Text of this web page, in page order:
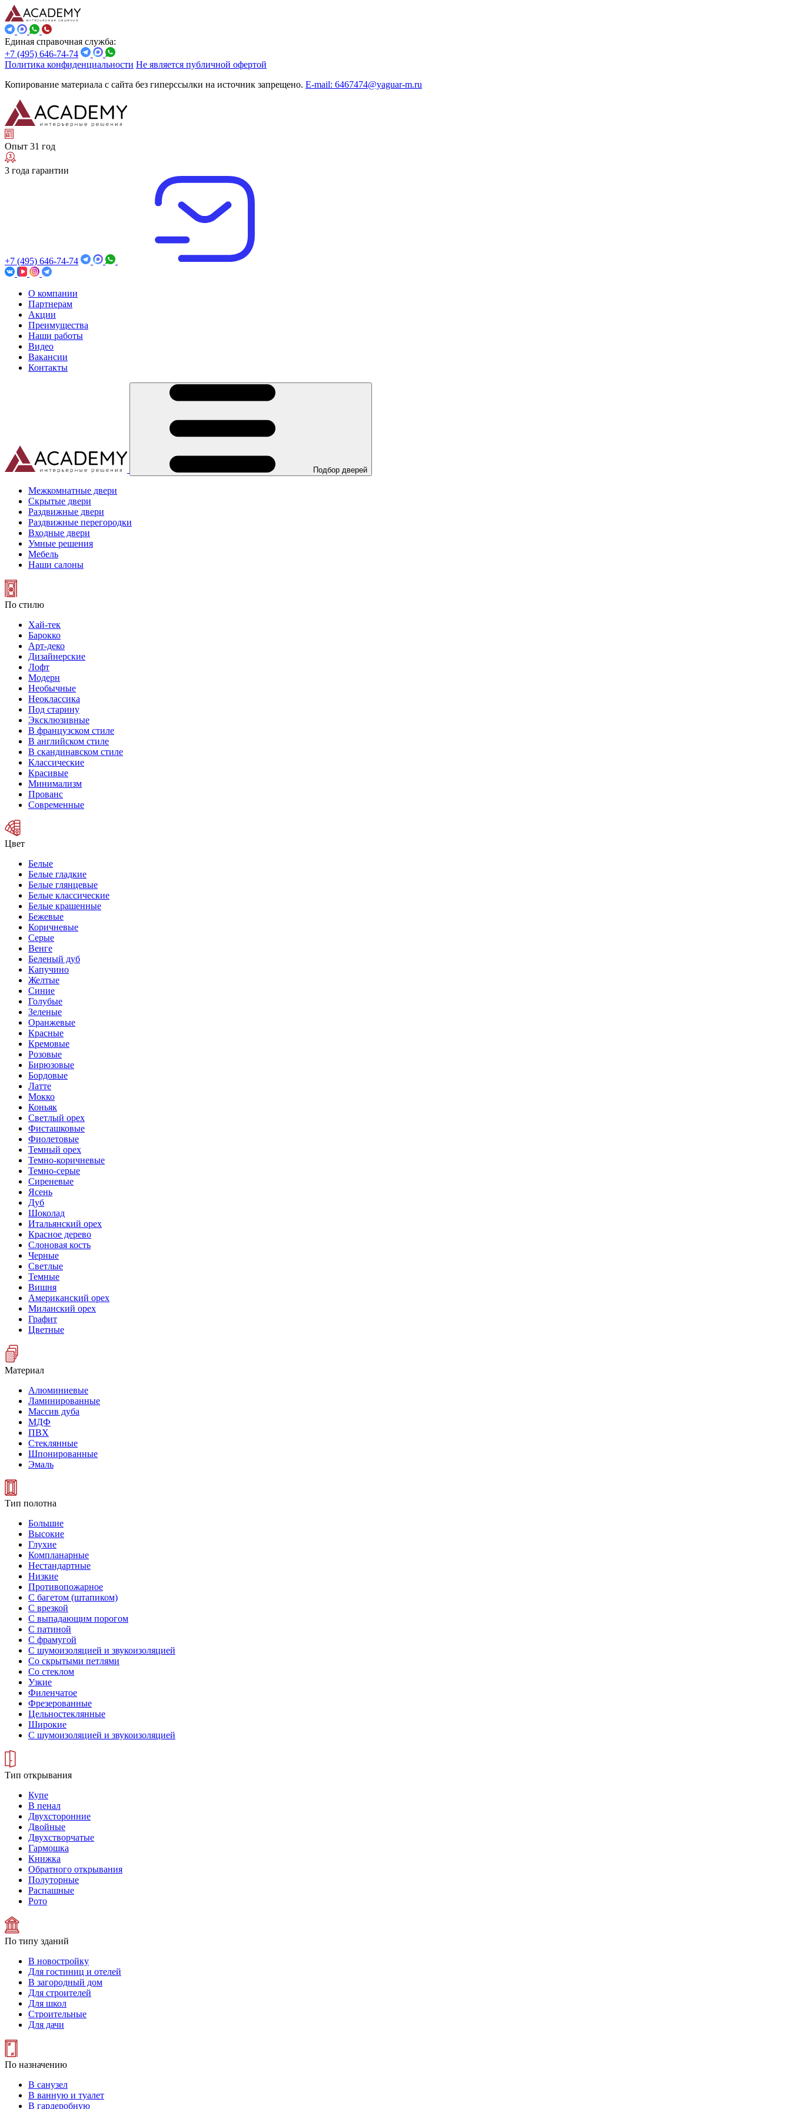
Единая справочная служба:
+7 (495) 646-74-74
Политика конфиденциальности Не является публичной офертой
Копирование материала с сайта без гиперссылки на источник запрещено. E-mail: 6467474@yaguar-m.ru
Опыт 31 год
3 года гарантии
+7 (495) 646-74-74
О компании
Партнерам
Акции
Преимущества
Наши работы
Видео
Вакансии
Контакты
Подбор дверей
Межкомнатные двери
Скрытые двери
Раздвижные двери
Раздвижные перегородки
Входные двери
Умные решения
Мебель
Наши салоны
По стилю
Хай-тек
Барокко
Арт-деко
Дизайнерские
Лофт
Модерн
Необычные
Неоклассика
Под старину
Эксклюзивные
В французском стиле
В английском стиле
В скандинавском стиле
Классические
Красивые
Минимализм
Прованс
Современные
Цвет
Белые
Белые гладкие
Белые глянцевые
Белые классические
Белые крашенные
Бежевые
Коричневые
Серые
Венге
Беленый дуб
Капучино
Желтые
Синие
Голубые
Зеленые
Оранжевые
Красные
Кремовые
Розовые
Бирюзовые
Бордовые
Латте
Мокко
Коньяк
Светлый орех
Фисташковые
Фиолетовые
Темный орех
Темно-коричневые
Темно-серые
Сиреневые
Ясень
Дуб
Шоколад
Итальянский орех
Красное дерево
Слоновая кость
Черные
Светлые
Темные
Вишня
Американский орех
Миланский орех
Графит
Цветные
Материал
Алюминиевые
Ламинированные
Массив дуба
МДФ
ПВХ
Стеклянные
Шпонированные
Эмаль
Тип полотна
Большие
Высокие
Глухие
Компланарные
Нестандартные
Низкие
Противопожарное
С багетом (штапиком)
С врезкой
С выпадающим порогом
С патиной
С фрамугой
С шумоизоляцией и звукоизоляцией
Со скрытыми петлями
Со стеклом
Узкие
Филенчатое
Фрезерованные
Цельностеклянные
Широкие
С шумоизоляцией и звукоизоляцией
Тип открывания
Купе
В пенал
Двухсторонние
Двойные
Двухстворчатые
Гармошка
Книжка
Обратного открывания
Полуторные
Распашные
Рото
По типу зданий
В новостройку
Для гостиниц и отелей
В загородный дом
Для строителей
Для школ
Строительные
Для дачи
По назначению
В санузел
В ванную и туалет
В гардеробную